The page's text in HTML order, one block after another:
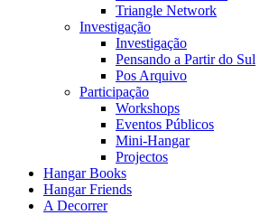
Triangle Network
Investigação
Investigação
Pensando a Partir do Sul
Pos Arquivo
Participação
Workshops
Eventos Públicos
Mini-Hangar
Projectos
Hangar Books
Hangar Friends
A Decorrer